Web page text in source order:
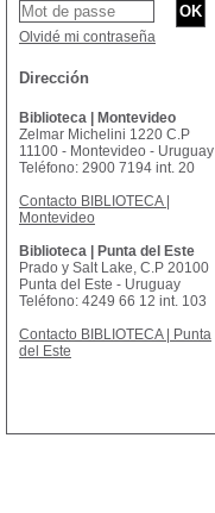
Olvidé mi contraseña
Dirección
Biblioteca | Montevideo
Zelmar Michelini 1220 C.P
11100 - Montevideo - Uruguay
Teléfono: 2900 7194 int. 20
Contacto BIBLIOTECA |
Montevideo
Biblioteca | Punta del Este
Prado y Salt Lake, C.P 20100
Punta del Este - Uruguay
Teléfono: 4249 66 12 int. 103
Contacto BIBLIOTECA | Punta
del Este